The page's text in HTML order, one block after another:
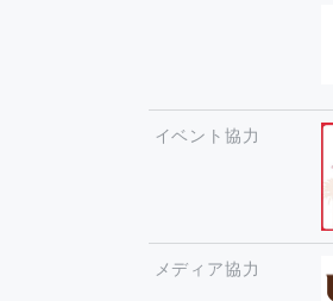
イベント協力
メディア協力